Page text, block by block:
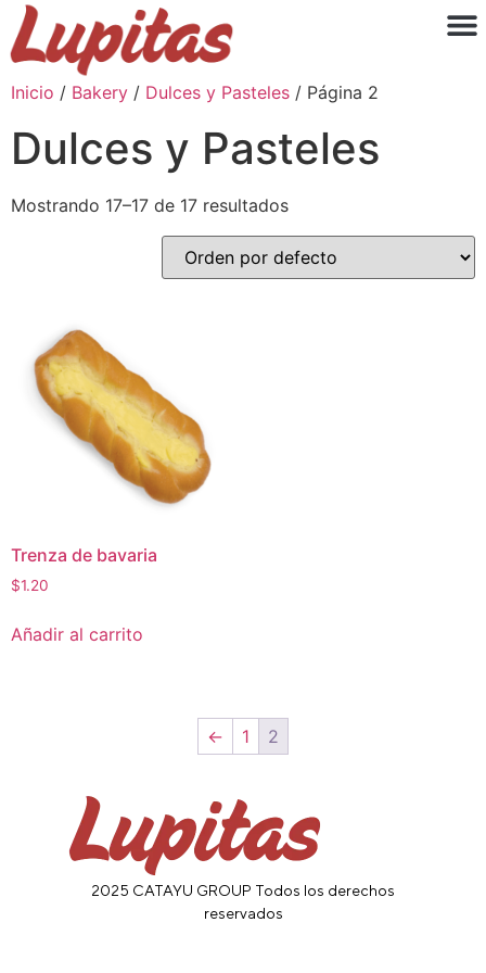
Inicio / Bakery / Dulces y Pasteles / Página 2
Dulces y Pasteles
Mostrando 17–17 de 17 resultados
Trenza de bavaria
$1.20
Añadir al carrito
← 1 2
2025 CATAYU GROUP Todos los derechos
reservados